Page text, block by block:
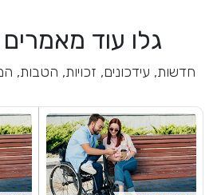
גלו עוד מאמרים
חדשות, עידכונים, זכויות, הטבות,